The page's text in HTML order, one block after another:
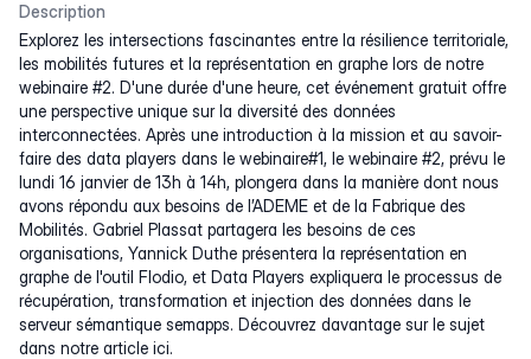
Description
Explorez les intersections fascinantes entre la résilience territoriale,
les mobilités futures et la représentation en graphe lors de notre
webinaire #2. D'une durée d'une heure, cet événement gratuit offre
une perspective unique sur la diversité des données
interconnectées. Après une introduction à la mission et au savoir-
faire des data players dans le webinaire#1, le webinaire #2, prévu le
lundi 16 janvier de 13h à 14h, plongera dans la manière dont nous
avons répondu aux besoins de l’ADEME et de la Fabrique des
Mobilités. Gabriel Plassat partagera les besoins de ces
organisations, Yannick Duthe présentera la représentation en
graphe de l'outil Flodio, et Data Players expliquera le processus de
récupération, transformation et injection des données dans le
serveur sémantique semapps. Découvrez davantage sur le sujet
dans notre article ici.